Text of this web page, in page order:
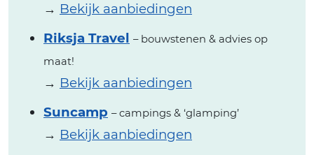
→ Bekijk aanbiedingen
Riksja Travel – bouwstenen & advies op
maat!
→ Bekijk aanbiedingen
Suncamp – campings & ‘glamping’
→ Bekijk aanbiedingen